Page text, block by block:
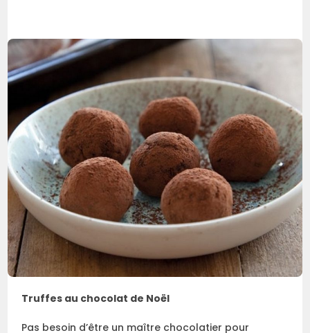
Truffes au chocolat de Noël
Pas besoin d’être un maître chocolatier pour